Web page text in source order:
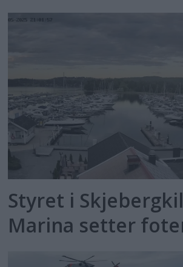
Styret i
Marina setter